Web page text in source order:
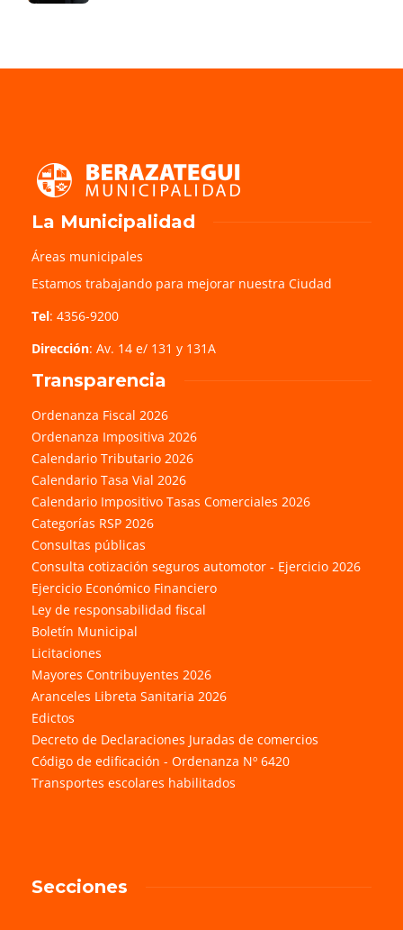
La Municipalidad
Áreas municipales
Estamos trabajando para mejorar nuestra Ciudad
Tel: 4356-9200
Dirección: Av. 14 e/ 131 y 131A
Transparencia
Ordenanza Fiscal 2026
Ordenanza Impositiva 2026
Calendario Tributario 2026
Calendario Tasa Vial 2026
Calendario Impositivo Tasas Comerciales 2026
Categorías RSP 2026
Consultas públicas
Consulta cotización seguros automotor - Ejercicio 2026
Ejercicio Económico Financiero
Ley de responsabilidad fiscal
Boletín Municipal
Licitaciones
Mayores Contribuyentes 2026
Aranceles Libreta Sanitaria 2026
Edictos
Decreto de Declaraciones Juradas de comercios
Código de edificación - Ordenanza Nº 6420
Transportes escolares habilitados
Secciones